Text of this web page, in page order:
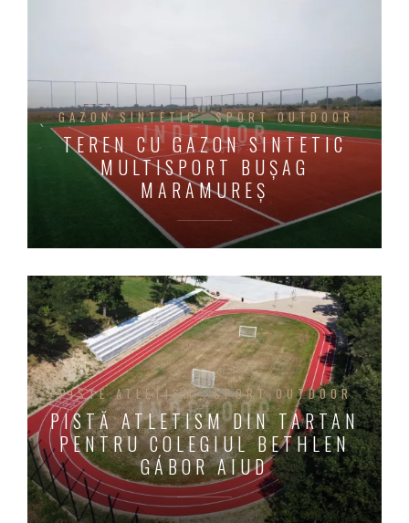
GAZON SINTETIC SPORT OUTDOOR
TEREN CU GAZON SINTETIC
MULTISPORT BUȘAG
MARAMUREȘ
PISTE ATLETISM SPORT OUTDOOR
PISTĂ ATLETISM DIN TARTAN
PENTRU COLEGIUL BETHLEN
GÁBOR AIUD